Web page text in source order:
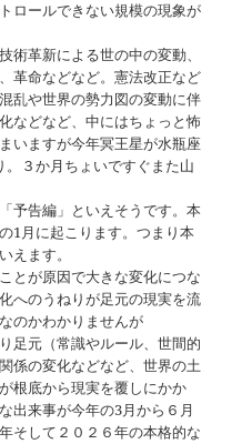
ロールできない規模の現象が
術革新による世の中の変動、
革命などなど。憲法改正など
乱や世界の勢力図の変動に伴
などなど、中にはちょっと怖
いますが今年冥王星が水瓶座
３か月ちょいですぐまた山
予告編」といえそうです。本
1月に起こります。つまり本
えます。
とが原因で大きな変化につな
へのうねりが足元の現実を流
のかわかりませんが
足元（常識やルール、世間的
係の変化などなど、世界の土
根底から現実を覆しにかか
出来事が今年の3月から６月
そして２０２６年の本格的な